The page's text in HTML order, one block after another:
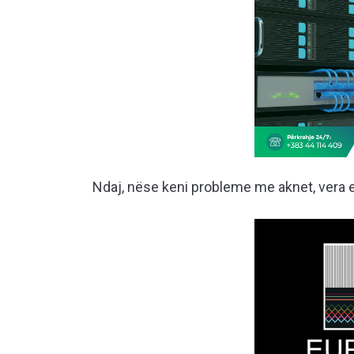
Ndaj, nëse keni probleme me aknet, vera